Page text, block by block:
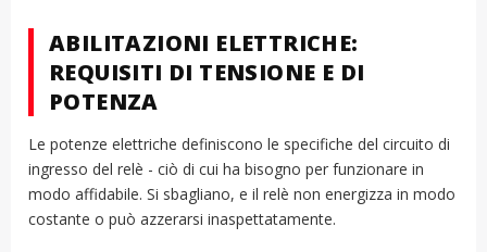
ABILITAZIONI ELETTRICHE:
REQUISITI DI TENSIONE E DI
POTENZA
Le potenze elettriche definiscono le specifiche del circuito di
ingresso del relè - ciò di cui ha bisogno per funzionare in
modo affidabile. Si sbagliano, e il relè non energizza in modo
costante o può azzerarsi inaspettatamente.